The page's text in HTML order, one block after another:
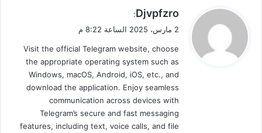
ي
ل
Djvpfzro
:
2 مارس، 2025 الساعة 8:22 م
Visit the official Telegram website, choose
the appropriate operating system such as
Windows, macOS, Android, iOS, etc., and
download the application. Enjoy seamless
communication across devices with
Telegram’s secure and fast messaging
features, including text, voice calls, and file